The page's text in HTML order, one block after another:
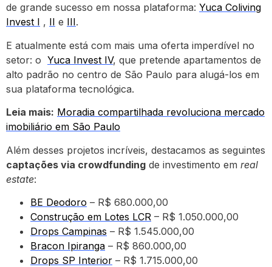
de grande sucesso em nossa plataforma: Yuca Coliving
Invest I , II e III.
E atualmente está com mais uma oferta imperdível no
setor: o Yuca Invest IV, que pretende apartamentos de
alto padrão no centro de São Paulo para alugá-los em
sua plataforma tecnológica.
Leia mais: Moradia compartilhada revoluciona mercado
imobiliário em São Paulo
Além desses projetos incríveis, destacamos as seguintes
captações via crowdfunding de investimento em real
estate:
BE Deodoro – R$ 680.000,00
Construção em Lotes LCR – R$ 1.050.000,00
Drops Campinas – R$ 1.545.000,00
Bracon Ipiranga – R$ 860.000,00
Drops SP Interior – R$ 1.715.000,00